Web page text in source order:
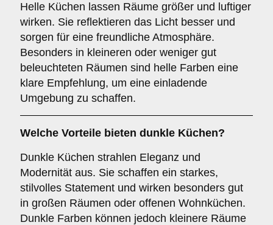
Helle Küchen lassen Räume größer und luftiger
wirken. Sie reflektieren das Licht besser und
sorgen für eine freundliche Atmosphäre.
Besonders in kleineren oder weniger gut
beleuchteten Räumen sind helle Farben eine
klare Empfehlung, um eine einladende
Umgebung zu schaffen.
Welche Vorteile bieten dunkle Küchen?
Dunkle Küchen strahlen Eleganz und
Modernität aus. Sie schaffen ein starkes,
stilvolles Statement und wirken besonders gut
in großen Räumen oder offenen Wohnküchen.
Dunkle Farben können jedoch kleinere Räume